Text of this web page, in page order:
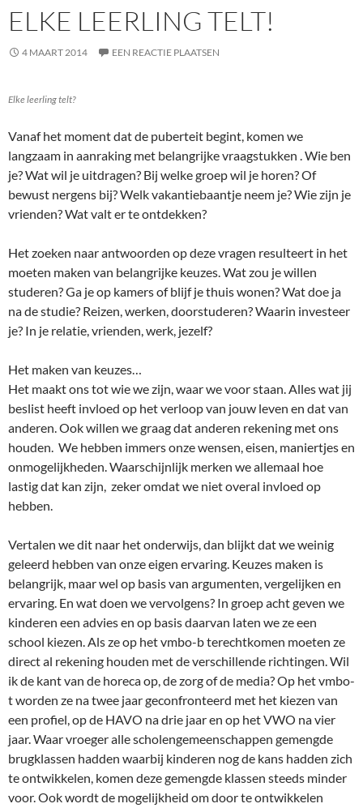
ELKE LEERLING TELT!
4 MAART 2014 EEN REACTIE PLAATSEN
Elke leerling telt?
Vanaf het moment dat de puberteit begint, komen we
langzaam in aanraking met belangrijke vraagstukken . Wie ben
je? Wat wil je uitdragen? Bij welke groep wil je horen? Of
bewust nergens bij? Welk vakantiebaantje neem je? Wie zijn je
vrienden? Wat valt er te ontdekken?
Het zoeken naar antwoorden op deze vragen resulteert in het
moeten maken van belangrijke keuzes. Wat zou je willen
studeren? Ga je op kamers of blijf je thuis wonen? Wat doe ja
na de studie? Reizen, werken, doorstuderen? Waarin investeer
je? In je relatie, vrienden, werk, jezelf?
Het maken van keuzes…
Het maakt ons tot wie we zijn, waar we voor staan. Alles wat jij
beslist heeft invloed op het verloop van jouw leven en dat van
anderen. Ook willen we graag dat anderen rekening met ons
houden. We hebben immers onze wensen, eisen, maniertjes en
onmogelijkheden. Waarschijnlijk merken we allemaal hoe
lastig dat kan zijn, zeker omdat we niet overal invloed op
hebben.
Vertalen we dit naar het onderwijs, dan blijkt dat we weinig
geleerd hebben van onze eigen ervaring. Keuzes maken is
belangrijk, maar wel op basis van argumenten, vergelijken en
ervaring. En wat doen we vervolgens? In groep acht geven we
kinderen een advies en op basis daarvan laten we ze een
school kiezen. Als ze op het vmbo-b terechtkomen moeten ze
direct al rekening houden met de verschillende richtingen. Wil
ik de kant van de horeca op, de zorg of de media? Op het vmbo-
t worden ze na twee jaar geconfronteerd met het kiezen van
een profiel, op de HAVO na drie jaar en op het VWO na vier
jaar. Waar vroeger alle scholengemeenschappen gemengde
brugklassen hadden waarbij kinderen nog de kans hadden zich
te ontwikkelen, komen deze gemengde klassen steeds minder
voor. Ook wordt de mogelijkheid om door te ontwikkelen